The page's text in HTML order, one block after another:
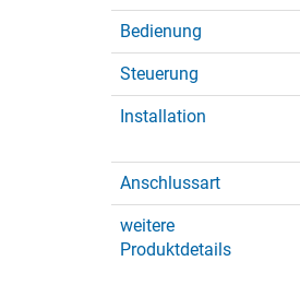
Bedienung
Steuerung
Installation
Anschlussart
weitere
Produktdetails